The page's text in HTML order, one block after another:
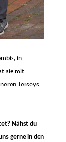
in
sie mit
Jerseys
Nähst du
gerne in den